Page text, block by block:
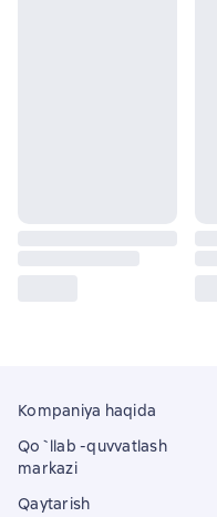
Kompaniya haqida
Qo`llab -quvvatlash
markazi
Qaytarish